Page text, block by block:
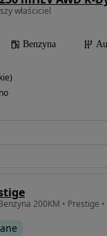
właściciel
Benzyna